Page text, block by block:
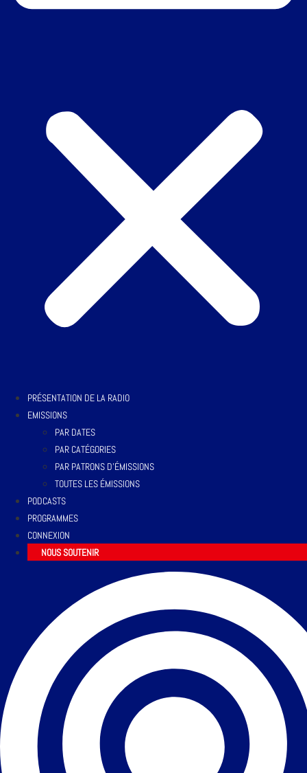
PRÉSENTATION DE LA RADIO
EMISSIONS
PAR DATES
PAR CATÉGORIES
PAR PATRONS D’ÉMISSIONS
TOUTES LES ÉMISSIONS
PODCASTS
PROGRAMMES
CONNEXION
NOUS SOUTENIR